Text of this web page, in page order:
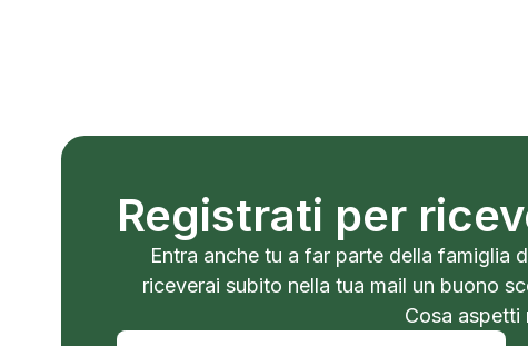
Registrati per
Entra anche tu a far parte della famiglia
riceverai subito nella tua mail un buono
Cosa aspetti